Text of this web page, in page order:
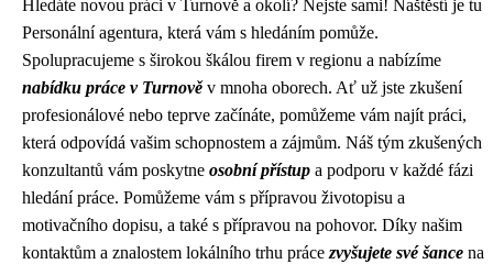
Hledáte novou práci v Turnově a okolí? Nejste sami! Naštěstí je tu
Personální agentura, která vám s hledáním pomůže.
Spolupracujeme s širokou škálou firem v regionu a nabízíme
nabídku práce v Turnověv mnoha oborech. Ať už jste zkušení
profesionálové nebo teprve začínáte, pomůžeme vám najít práci,
která odpovídá vašim schopnostem a zájmům. Náš tým zkušených
konzultantů vám poskytne osobní přístup a podporu v každé fázi
hledání práce. Pomůžeme vám s přípravou životopisu a
motivačního dopisu, a také s přípravou na pohovor. Díky našim
kontaktům a znalostem lokálního trhu práce zvyšujete své šance na